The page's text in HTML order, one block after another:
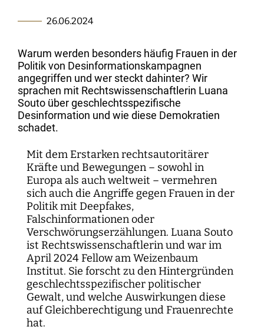
Lokale digitale Öffentlichkeiten
Digitalisierung und Öffnung der Wissenschaft
Digitalisierung und vernetzte Sicherheit
Sicherheit und Transparenz digitaler
Prozesse
Technik, Macht und Herrschaft
Forschungssynthesen
Weizenbaum Panel
Methodenlab
Forschende
Principal Investigators
Fellowships
WEITERE SEITEN
Forschungsprojekte
Open-Access-Publikationsfonds
Das Forschungsprogramm der Aufbauphase
Pizza und...
Jahresberichte
Weizenbaum-Filmnacht
DigiMeet
Institut
Principal Investigators
Kuratorium
Beirat
Netzwerk
Transfer und Dialog
Kommunikation
Personal
Finanzen
IT
Fellowships
Presse
Newsletter
26.06.2024
Warum werden besonders häufig Frauen in der
Politik von Desinformationskampagnen
angegriffen und wer steckt dahinter? Wir
sprachen mit Rechtswissenschaftlerin Luana
Souto über geschlechtsspezifische
Desinformation und wie diese Demokratien
schadet.
Mit dem Erstarken rechtsautoritärer
Kräfte und Bewegungen – sowohl in
Europa als auch weltweit – vermehren
sich auch die Angriffe gegen Frauen in der
Politik mit Deepfakes,
Falschinformationen oder
Verschwörungserzählungen. Luana Souto
ist Rechtswissenschaftlerin und war im
April 2024 Fellow am Weizenbaum
Institut. Sie forscht zu den Hintergründen
geschlechtsspezifischer politischer
Gewalt, und welche Auswirkungen diese
auf Gleichberechtigung und Frauenrechte
hat.